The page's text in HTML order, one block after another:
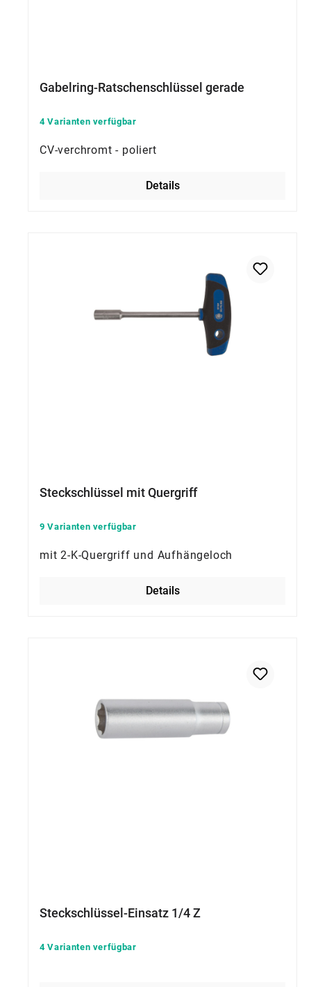
Gabelring-Ratschenschlüssel gerade
4 Varianten verfügbar
CV-verchromt - poliert
Details
Steckschlüssel mit Quergriff
9 Varianten verfügbar
mit 2-K-Quergriff und Aufhängeloch
Details
Steckschlüssel-Einsatz 1/4 Z
4 Varianten verfügbar